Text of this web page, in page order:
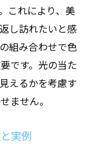
頓のアイディア
たバックヤー
の革新的な店
音響設計
これにより、美
し訪れたいと感
組み合わせで色
です。光の当た
えるかを考慮す
ません。
実例